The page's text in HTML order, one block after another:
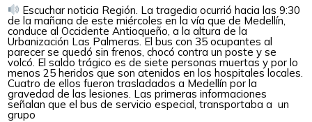
Escuchar noticia Región. La tragedia ocurrió hacia las 9:30
de la mañana de este miércoles en la vía que de Medellín,
conduce al Occidente Antioqueño, a la altura de la
Urbanización Las Palmeras. El bus con 35 ocupantes al
parecer se quedó sin frenos, chocó contra un poste y se
volcó. El saldo trágico es de siete personas muertas y por lo
menos 25 heridos que son atenidos en los hospitales locales.
Cuatro de ellos fueron trasladados a Medellín por la
gravedad de las lesiones. Las primeras informaciones
señalan que el bus de servicio especial, transportaba a un
grupo